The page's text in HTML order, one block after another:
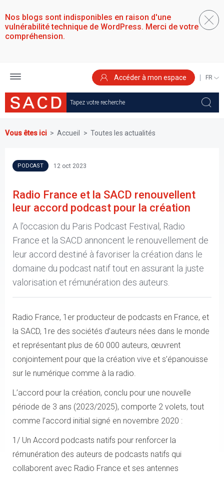
au
contenu
principal
Nos blogs sont indisponibles en raison d'une
vulnérabilité technique de WordPress. Merci de votre
compréhension.
Accéder à mon espace
YOUR
Vous êtes ici Accueil Toutes les actualités
PODCAST 12 oct 2023
Radio France et la SACD renouvellent
leur accord podcast pour la création
A l'occasion du Paris Podcast Festival, Radio
France et la SACD annoncent le renouvellement de
leur accord destiné à favoriser la création dans le
domaine du podcast natif tout en assurant la juste
valorisation et rémunération des auteurs.
Radio France, 1er producteur de podcasts en France, et
la SACD, 1re des sociétés d’auteurs nées dans le monde
et représentant plus de 60 000 auteurs, œuvrent
conjointement pour que la création vive et s’épanouisse
sur le numérique comme à la radio.
L’accord pour la création, conclu pour une nouvelle
période de 3 ans (2023/2025), comporte 2 volets, tout
comme l’accord initial signé en novembre 2020 :
1/ Un Accord podcasts natifs pour renforcer la
rémunération des auteurs de podcasts natifs qui
collaborent avec Radio France et ses antennes